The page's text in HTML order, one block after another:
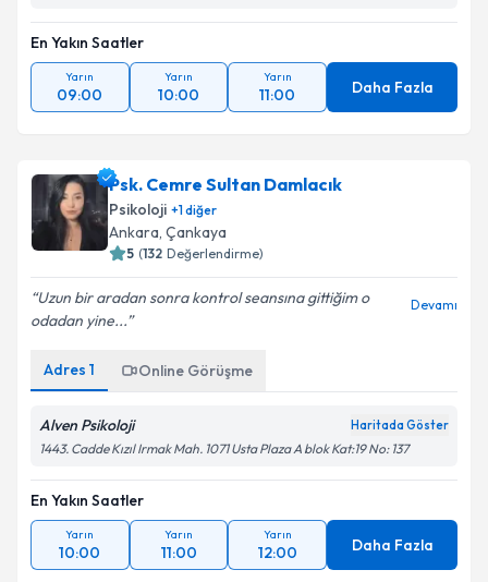
En Yakın Saatler
Yarın
09:00
Yarın
10:00
Yarın
11:00 Daha Fazla
Psk. Cemre Sultan Damlacık
Psikoloji +1diğer
Ankara, Çankaya
5 (132 Değerlendirme)
Uzun bir aradan sonra kontrol seansına gittiğim o
odadan yine...
Devamı
Adres 1 Online Görüşme
Alven Psikoloji Haritada Göster
1443. Cadde Kızıl Irmak Mah. 1071 Usta Plaza A blok Kat:19 No: 137
En Yakın Saatler
Yarın
10:00
Yarın
11:00
Yarın
12:00 Daha Fazla